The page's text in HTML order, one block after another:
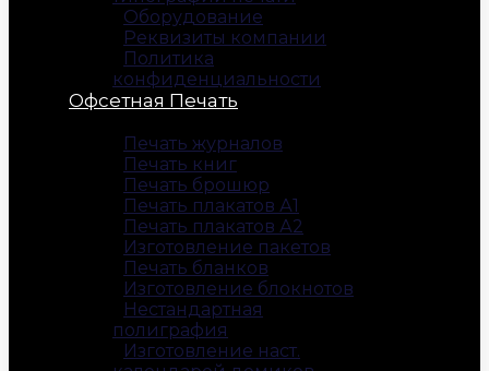
Оборудование
Реквизиты компании
Политика
конфиденциальности
Офсетная Печать
Печать журналов
Печать книг
Печать брошюр
Печать плакатов А1
Печать плакатов А2
Изготовление пакетов
Печать бланков
Изготовление блокнотов
Нестандартная
полиграфия
Изготовление наст.